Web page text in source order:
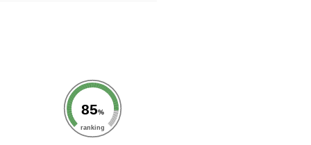
85%
ranking